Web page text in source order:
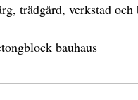
trädgård, verkstad
bauhaus